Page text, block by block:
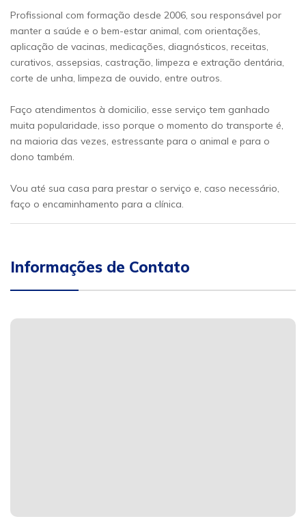
Profissional com formação desde 2006, sou responsável por
manter a saúde e o bem-estar animal, com orientações,
aplicação de vacinas, medicações, diagnósticos, receitas,
curativos, assepsias, castração, limpeza e extração dentária,
corte de unha, limpeza de ouvido, entre outros.
Faço atendimentos à domicilio, esse serviço tem ganhado
muita popularidade, isso porque o momento do transporte é,
na maioria das vezes, estressante para o animal e para o
dono também.
Vou até sua casa para prestar o serviço e, caso necessário,
faço o encaminhamento para a clínica.
Informações de Contato